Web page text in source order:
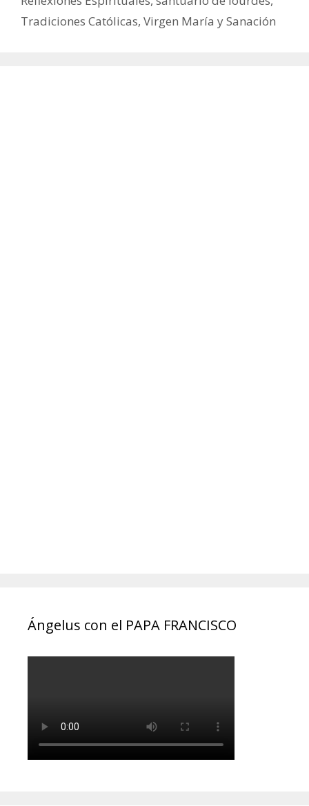
Tradiciones Católicas, Virgen María y Sanación
Ángelus con el PAPA FRANCISCO